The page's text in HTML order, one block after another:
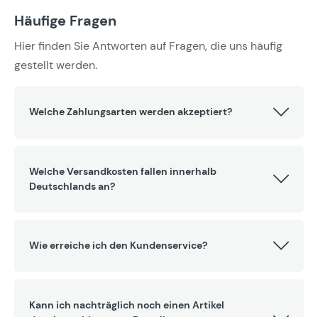
Häufige Fragen
Hier finden Sie Antworten auf Fragen, die uns häufig
gestellt werden.
Welche Zahlungsarten werden akzeptiert?
Welche Versandkosten fallen innerhalb
Deutschlands an?
Wie erreiche ich den Kundenservice?
Kann ich nachträglich noch einen Artikel